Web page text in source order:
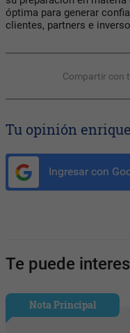
óptima para generar
clientes, partners e
Compartir con
Tu opinión
Ingresar con
Te puede
Nota Principal